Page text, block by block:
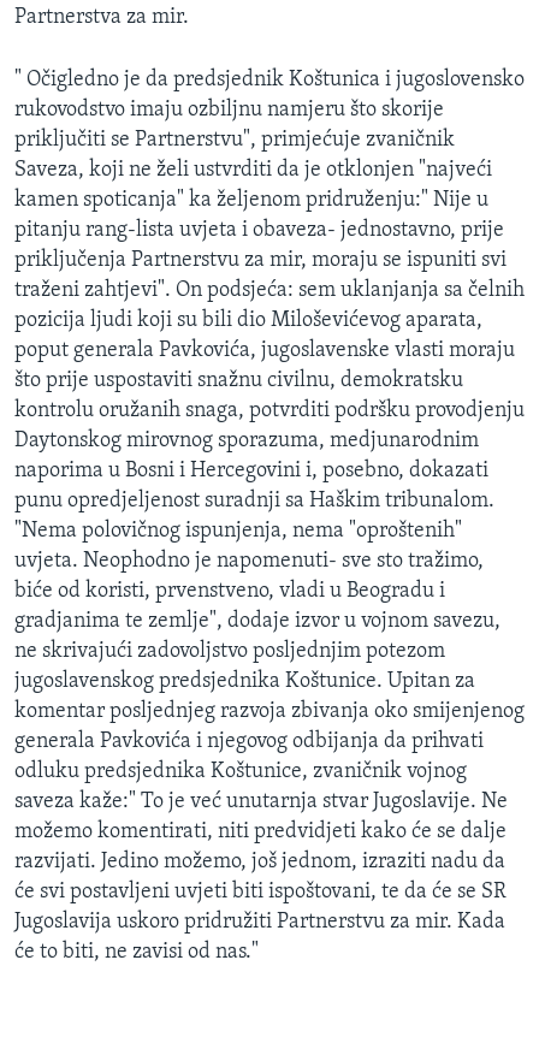
O GLASU AMERIKE
Learning English
PRATITE NAS
Jezici
Partnerstva za mir.
" Očigledno je da predsjednik Koštunica i jugoslovensko
rukovodstvo imaju ozbiljnu namjeru što skorije
priključiti se Partnerstvu", primjećuje zvaničnik
Saveza, koji ne želi ustvrditi da je otklonjen "najveći
kamen spoticanja" ka željenom pridruženju:" Nije u
pitanju rang-lista uvjeta i obaveza- jednostavno, prije
priključenja Partnerstvu za mir, moraju se ispuniti svi
traženi zahtjevi". On podsjeća: sem uklanjanja sa čelnih
pozicija ljudi koji su bili dio Miloševićevog aparata,
poput generala Pavkovića, jugoslavenske vlasti moraju
što prije uspostaviti snažnu civilnu, demokratsku
kontrolu oružanih snaga, potvrditi podršku provodjenju
Daytonskog mirovnog sporazuma, medjunarodnim
naporima u Bosni i Hercegovini i, posebno, dokazati
punu opredjeljenost suradnji sa Haškim tribunalom.
"Nema polovičnog ispunjenja, nema "oproštenih"
uvjeta. Neophodno je napomenuti- sve sto tražimo,
biće od koristi, prvenstveno, vladi u Beogradu i
gradjanima te zemlje", dodaje izvor u vojnom savezu,
ne skrivajući zadovoljstvo posljednjim potezom
jugoslavenskog predsjednika Koštunice. Upitan za
komentar posljednjeg razvoja zbivanja oko smijenjenog
generala Pavkovića i njegovog odbijanja da prihvati
odluku predsjednika Koštunice, zvaničnik vojnog
saveza kaže:" To je već unutarnja stvar Jugoslavije. Ne
možemo komentirati, niti predvidjeti kako će se dalje
razvijati. Jedino možemo, još jednom, izraziti nadu da
će svi postavljeni uvjeti biti ispoštovani, te da će se SR
Jugoslavija uskoro pridružiti Partnerstvu za mir. Kada
će to biti, ne zavisi od nas."